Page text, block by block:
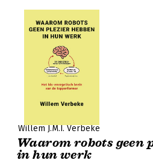
Willem J.M.I. Verbeke
Waarom robots geen
in hun werk